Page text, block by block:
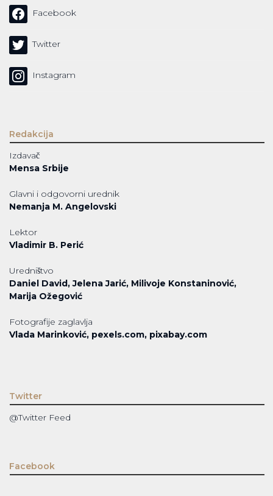
Facebook
Twitter
Instagram
Redakcija
Izdavač
Mensa Srbije
Glavni i odgovorni urednik
Nemanja M. Angelovski
Lektor
Vladimir B. Perić
Uredništvo
Daniel David, Jelena Jarić, Milivoje Konstaninović,
Marija Ožegović
Fotografije zaglavlja
Vlada Marinković, pexels.com, pixabay.com
Twitter
@Twitter Feed
Facebook